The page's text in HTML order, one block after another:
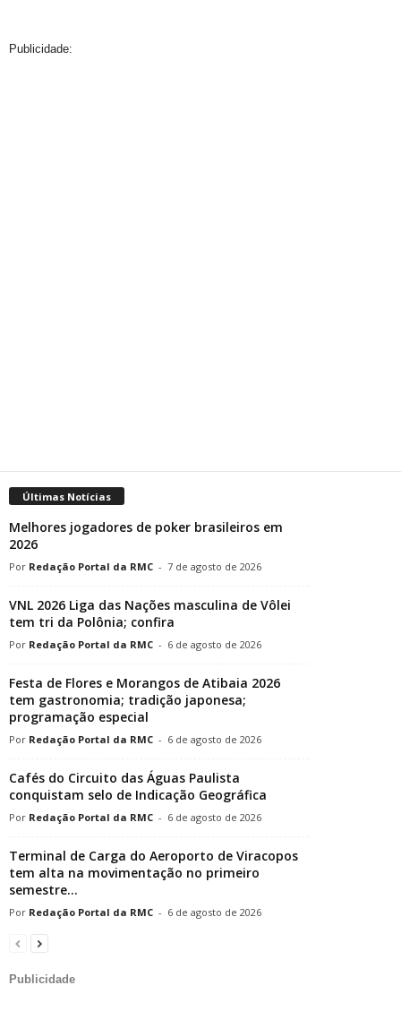
Publicidade:
Últimas Notícias
Melhores jogadores de poker brasileiros em
2026
Redação Portal da RMC - 7 de agosto de 2026
VNL 2026 Liga das Nações masculina de Vôlei
tem tri da Polônia; confira
Redação Portal da RMC - 6 de agosto de 2026
Festa de Flores e Morangos de Atibaia 2026
tem gastronomia; tradição japonesa;
programação especial
Redação Portal da RMC - 6 de agosto de 2026
Cafés do Circuito das Águas Paulista
conquistam selo de Indicação Geográfica
Redação Portal da RMC - 6 de agosto de 2026
Terminal de Carga do Aeroporto de Viracopos
tem alta na movimentação no primeiro
semestre...
Redação Portal da RMC - 6 de agosto de 2026
Publicidade